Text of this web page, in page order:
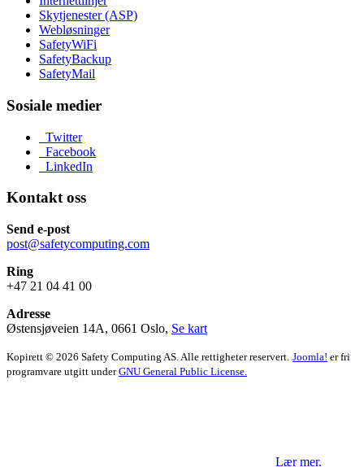
Skytjenester (ASP)
Webløsninger
SafetyWiFi
SafetyBackup
SafetyMail
Sosiale medier
Twitter
Facebook
LinkedIn
Kontakt oss
Send e-post
post@safetycomputing.com
Ring
+47 21 04 41 00
Adresse
Østensjøveien 14A, 0661 Oslo, Se kart
Kopirett © 2026 Safety Computing AS. Alle rettigheter reservert. Joomla! er fri
programvare utgitt underGNU General Public License.
Lær mer.